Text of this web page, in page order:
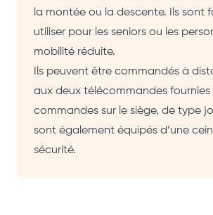
la montée ou la descente. Ils sont
utiliser pour les seniors ou les
mobilité réduite.
Ils peuvent être commandés à
aux deux télécommandes
commandes sur le siège, de type
sont également équipés d’une
sécurité.